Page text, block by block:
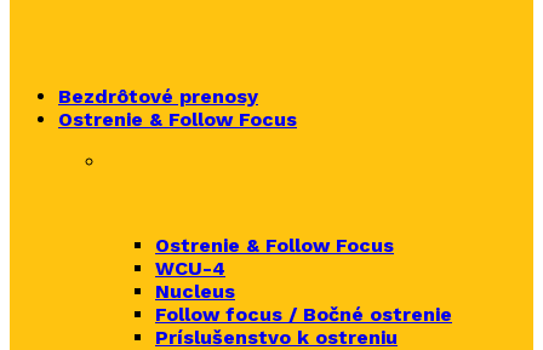
Bezdrôtové prenosy
Ostrenie & Follow Focus
Ostrenie & Follow Focus
WCU-4
Nucleus
Follow focus / Bočné ostrenie
Príslušenstvo k ostreniu